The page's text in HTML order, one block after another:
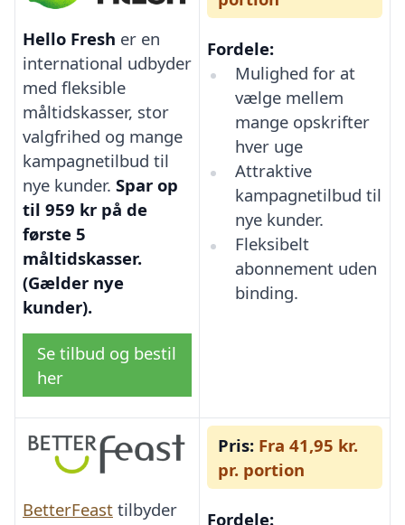
Hello Fresh er en
international udbyder
med fleksible
måltidskasser, stor
valgfrihed og mange
kampagnetilbud til
nye kunder. Spar op
til 959 kr på de
første 5
måltidskasser.
(Gælder nye
kunder).
Se tilbud og bestil
her
Fordele:
Mulighed for at
vælge mellem
mange opskrifter
hver uge
Attraktive
kampagnetilbud til
nye kunder.
Fleksibelt
abonnement uden
binding.
BetterFeast tilbyder
Pris: Fra 41,95 kr.
pr. portion
Fordele: